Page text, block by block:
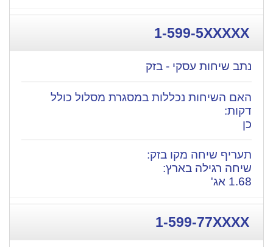
1-599-5XXXXX
נתב שיחות עסקי - בזק
כן
​שיחה רגילה בארץ:
1.68 אג'
1-599-77XXXX